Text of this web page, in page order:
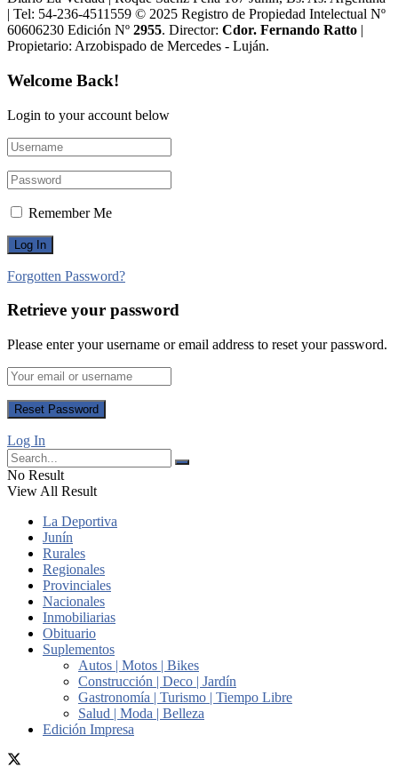
| Tel: 54-236-4511559 © 2025 Registro de Propiedad Intelectual Nº
60606230 Edición Nº 2955. Director:​ Cdor. Fernando Ratto |
Propietario:​ Arzobispado de Mercedes - Luján.
Welcome Back!
Login to your account below
Remember Me
Forgotten Password?
Retrieve your password
Please enter your username or email address to reset your password.
Log In
No Result
View All Result
La Deportiva
Junín
Rurales
Regionales
Provinciales
Nacionales
Inmobiliarias
Obituario
Suplementos
Autos | Motos | Bikes
Construcción | Deco | Jardín
Gastronomía | Turismo | Tiempo Libre
Salud | Moda | Belleza
Edición Impresa